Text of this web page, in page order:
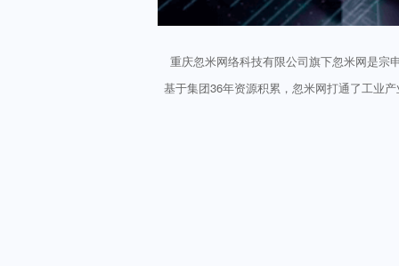
重庆忽米网络科技有限公司旗下忽米网是宗
基于集团36年资源积累，忽米网打通了工业